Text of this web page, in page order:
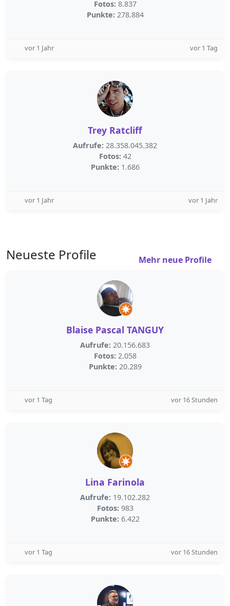
Fotos: 8.837
Punkte: 278.884
vor 1 Jahr vor 1 Tag
Trey Ratcliff
Aufrufe: 28.358.045.382
Fotos: 42
Punkte: 1.686
vor 1 Jahr vor 1 Jahr
Neueste Profile Mehr neue Profile
Blaise Pascal TANGUY
Aufrufe: 20.156.683
Fotos: 2.058
Punkte: 20.289
vor 1 Tag vor 16 Stunden
Lina Farinola
Aufrufe: 19.102.282
Fotos: 983
Punkte: 6.422
vor 1 Tag vor 16 Stunden